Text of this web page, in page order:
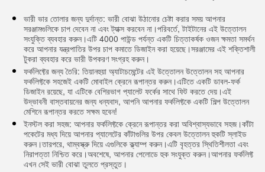
ভারী ভার তোলার জন্য দুর্দান্ত: ভারী বোঝা উঠানোর চেষ্টা করার সময় আপনার
সরঞ্জামগুলিকে চাপ দেবেন না এবং ট্যাক্স করবেন না।পরিবর্তে, টাইটানের এই উত্তোলন
সংযুক্তি ব্যবহার করুন।এটি 4000 পাউন্ড পর্যন্ত একটি চিত্তাকর্ষক ওজন ক্ষমতা সমর্থন
করে আপনার যন্ত্রপাতির উপর চাপ কমাতে ডিজাইন করা হয়েছে।সরঞ্জামের এই শক্তিশালী
টুকরা ব্যবহার করে ভারী উপকরণ সংগ্রহ করুন।
ফর্কলিফ্টের জন্য তৈরি: তিয়ানহুয়া অ্যাটাচমেন্টের এই উত্তোলন উত্তোলন সহ আপনার
ফর্কলিফ্টকে সহজেই একটি মোবাইল ক্রেনে রূপান্তর করুন।এটিতে একটি ডাবল-ফর্ক
ডিজাইন রয়েছে, যা এটিকে বেশিরভাগ প্যালেট ফর্কের সাথে ফিট করতে দেয়।এই
উদ্ভাবনী বাস্তবায়নের জন্য ধন্যবাদ, আপনি আপনার ফর্কলিফ্টকে একটি শিল্প উত্তোলন
মেশিনে রূপান্তর করতে সক্ষম হবেন!
ইনস্টল করা সহজ: আপনার ফর্কলিফ্টকে ক্রেনে রূপান্তর করা অবিশ্বাস্যভাবে সহজ।কাঁটা
পকেটের মধ্য দিয়ে আপনার প্যালেটের কাঁটাগুলির উপর কেবল উত্তোলন হুকটি স্লাইড
করুন।তারপরে, থাম্বস্ক্রু দিয়ে এগুলিকে ক্ল্যাম্প করুন।এটি বৃহত্তর স্থিতিশীলতা এবং
নিরাপত্তা নিশ্চিত করে।অবশেষে, আপনার পেলোডে হুক সংযুক্ত করুন।আপনার ফর্কলিফ্ট
এখন সেই ভারী বোঝা তুলতে প্রস্তুত।